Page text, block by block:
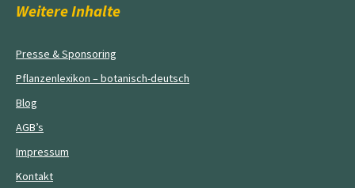
Weitere Inhalte
Presse & Sponsoring
Pflanzenlexikon – botanisch-deutsch
Blog
AGB’s
Impressum
Kontakt